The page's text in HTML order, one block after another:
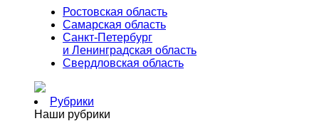
Ростовская область
Самарская область
Санкт-Петербург
и Ленинградская область
Свердловская область
Рубрики
Наши рубрики